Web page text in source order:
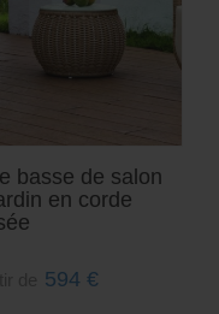
basse de salon
en corde
594 €